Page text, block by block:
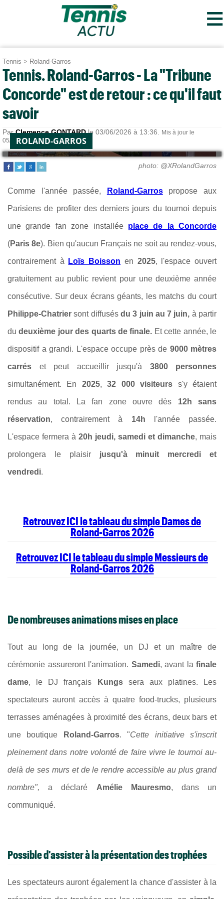
≡
Tennis > Roland-Garros
Tennis. Roland-Garros - La "Tribune
Concorde" est de retour : ce qu'il faut
savoir
ParClemence GONTARDle 03/06/2026 à 13:36.
Mis à jour le
05/06/2026 à 07:36.
ROLAND-GARROS
photo: @XRolandGarros
Comme l'année passée, Roland-Garrospropose aux
Parisiens de profiter des derniers jours du tournoi depuis
une grande fan zone installée place de la Concorde
(Paris 8e). Bien qu'aucun Français ne soit au rendez-vous,
contrairement à Loïs Boisson en 2025, l'espace ouvert
gratuitement au public revient pour une deuxième année
consécutive. Sur deux écrans géants, les matchs du court
Philippe-Chatrier sont diffusésdu 3 juin au 7 juin, à partir
dudeuxième jour des quarts de finale. Et cette année, le
dispositif a grandi. L'espace occupe près de 9000 mètres
carrés et peut accueillir jusqu'à 3800 personnes
simultanément. En 2025,32 000 visiteurs s'y étaient
rendus au total. La fan zone ouvre dès 12h sans
réservation, contrairement à 14h l'année passée.
L'espace fermera à 20h jeudi, samedi et dimanche, mais
prolongera le plaisir jusqu'à minuit mercredi et
vendredi.
Retrouvez ICI le tableau du simple Dames de
Roland-Garros 2026
Retrouvez ICI le tableau du simple Messieurs de
Roland-Garros 2026
De nombreuses animations mises en place
Tout au long de la journée, un DJ et un maître de
cérémonie assureront l'animation. Samedi, avant la finale
dame, le DJ français Kungssera aux platines. Les
spectateurs auront accès à quatre food-trucks, plusieurs
terrasses aménagées à proximité des écrans, deux bars et
une boutique Roland-Garros. "Cette initiative s'inscrit
pleinement dans notre volonté de faire vivre le tournoi au-
delà de ses murs et de le rendre accessible au plus grand
nombre",a déclaré Amélie Mauresmo, dans un
communiqué.
Possible d'assister à la présentation des trophées
Les spectateurs auront également la chance d'assister à la